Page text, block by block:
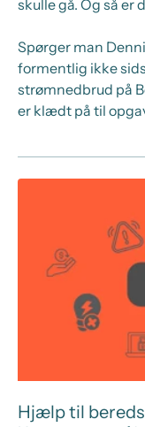
skulle gå. Og så
Spørger man
formentlig ikke
strømnedbrud på
er klædt på til
Hjælp til